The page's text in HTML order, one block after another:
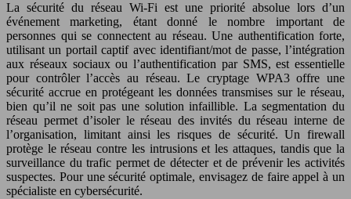
La sécurité du réseau Wi-Fi est une priorité absolue lors d’un
événement marketing, étant donné le nombre important de
personnes qui se connectent au réseau. Une authentification forte,
utilisant un portail captif avec identifiant/mot de passe, l’intégration
aux réseaux sociaux ou l’authentification par SMS, est essentielle
pour contrôler l’accès au réseau. Le cryptage WPA3 offre une
sécurité accrue en protégeant les données transmises sur le réseau,
bien qu’il ne soit pas une solution infaillible. La segmentation du
réseau permet d’isoler le réseau des invités du réseau interne de
l’organisation, limitant ainsi les risques de sécurité. Un firewall
protège le réseau contre les intrusions et les attaques, tandis que la
surveillance du trafic permet de détecter et de prévenir les activités
suspectes. Pour une sécurité optimale, envisagez de faire appel à un
spécialiste en cybersécurité.